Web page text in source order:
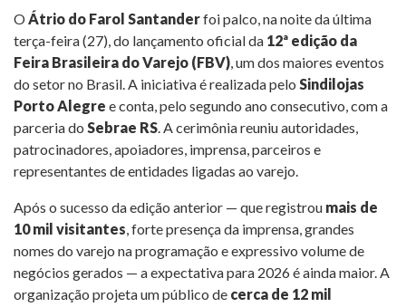
OÁtrio do Farol Santanderfoi palco, na noite da última
terça-feira (27), do lançamento oficial da 12ª edição da
Feira Brasileira do Varejo (FBV), um dos maiores eventos
do setor no Brasil. A iniciativa é realizada pelo Sindilojas
Porto Alegre e conta, pelo segundo ano consecutivo, com a
parceria do Sebrae RS. A cerimônia reuniu autoridades,
patrocinadores, apoiadores, imprensa, parceiros e
representantes de entidades ligadas ao varejo.
Após o sucesso da edição anterior — que registrou mais de
10 mil visitantes, forte presença da imprensa, grandes
nomes do varejo na programação e expressivo volume de
negócios gerados — a expectativa para 2026 é ainda maior. A
organização projeta um público de cerca de 12 mil